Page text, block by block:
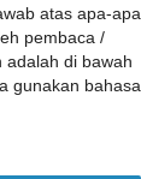
atas apa-apa
pembaca /
adalah di bawah
gunakan bahasa